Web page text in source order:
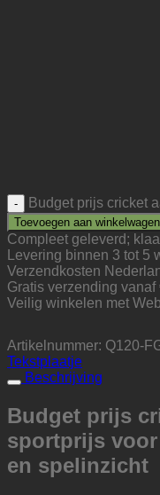
Budget prijs cricket
Toevoegen aan winkelwagen
Compleet geleverd;
Levering binnen 3 tot
Verzendkosten
Gratis verzending
Veilig winkelen met
Artikelnummer: Q120-
Tekstplaatje
Beschrijving
Budget prijs
sportprijs
en spelinzicht